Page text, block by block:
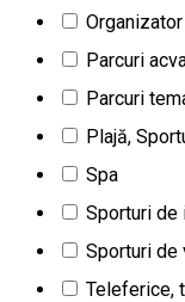
Parcuri
Parcuri
Plajă,
Spa
Sporturi de
Sporturi de
Teleferice,